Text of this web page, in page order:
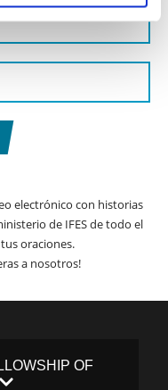
electrónico con historias
de IFES de todo el
oraciones.
a nosotros!
OF